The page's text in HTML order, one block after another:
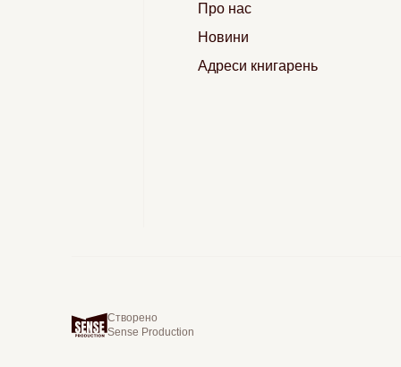
Про нас
Новини
Адреси книгарень
Створено
Sense Production